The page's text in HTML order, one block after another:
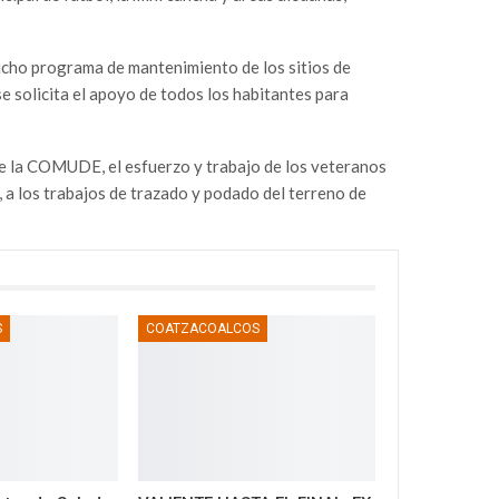
programa de mantenimiento de los sitios de
solicita el apoyo de todos los habitantes para
la COMUDE, el esfuerzo y trabajo de los veteranos
los trabajos de trazado y podado del terreno de
COATZACOALCOS